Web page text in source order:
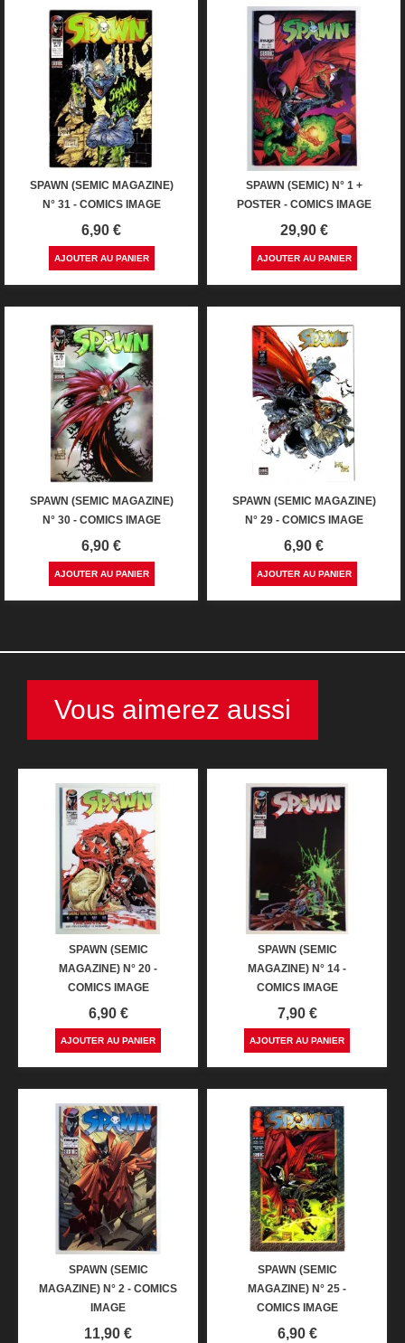
SPAWN (SEMIC MAGAZINE)
N° 31 - COMICS IMAGE
Prix
6,90 €
AJOUTER AU PANIER
SPAWN (SEMIC) N° 1 +
POSTER - COMICS IMAGE
Prix
29,90 €
AJOUTER AU PANIER
SPAWN (SEMIC MAGAZINE)
N° 30 - COMICS IMAGE
Prix
6,90 €
AJOUTER AU PANIER
SPAWN (SEMIC MAGAZINE)
N° 29 - COMICS IMAGE
Prix
6,90 €
AJOUTER AU PANIER
Vous aimerez aussi
SPAWN (SEMIC
MAGAZINE) N° 20 -
COMICS IMAGE
Prix
6,90 €
AJOUTER AU PANIER
SPAWN (SEMIC
MAGAZINE) N° 14 -
COMICS IMAGE
Prix
7,90 €
AJOUTER AU PANIER
SPAWN (SEMIC
MAGAZINE) N° 2 - COMICS
IMAGE
Prix
11,90 €
SPAWN (SEMIC
MAGAZINE) N° 25 -
COMICS IMAGE
Prix
6,90 €